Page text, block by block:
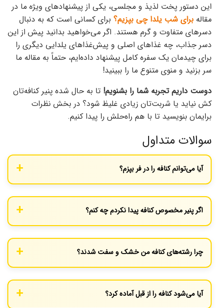
این دستور پخت لذیذ و مجلسی، یکی از پیشنهادهای ویژه ما در
مقاله برای شب یلدا چی بپزیم؟ برای کسانی است که به دنبال
دسرهای متفاوت و گرم هستند. اگر می‌خواهید بدانید پیش از این
دسر جذاب، چه غذاهای اصلی و پیش‌غذاهای یلدایی دیگری را
برای چیدمان یک سفره کامل پیشنهاد داده‌ایم، حتماً به مقاله ما
سر بزنید و منوی متنوع ما را ببینید!
دوست داریم تجربه شما را بشنویم! تا به حال شده پنیر کنافه‌تان
کش نیاید یا شربت‌تان زیادی غلیظ شود؟ در بخش نظرات
برایمان بنویسید تا با هم راه‌حلش را پیدا کنیم.
سوالات متداول
آیا می‌توانم کنافه را در فر بپزم؟
بپزید. اما پخت روی گاز کنترل بیشتری روی تردی به شما می‌دهد و
مرسوم‌تر است.
اگر پنیر مخصوص کنافه پیدا نکردم چه کنم؟
لطافت بیشتر) بهترین جایگزین است.
چرا رشته‌های کنافه من خشک و سفت شدند؟
در کره “شناور” نشود اما کاملاً به آن آغشته باشد و با حرارت ملایم
مغزپخت شود.
آیا می‌شود کنافه را از قبل آماده کرد؟